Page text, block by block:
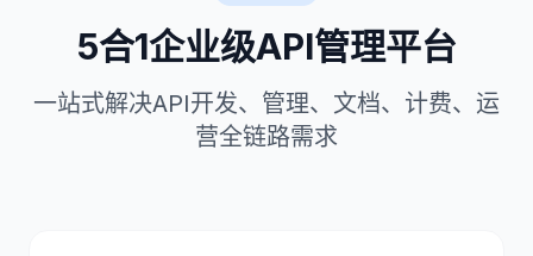
5合1企业级API管理平台
一站式解决API开发、管理、文档、计费、运
营全链路需求